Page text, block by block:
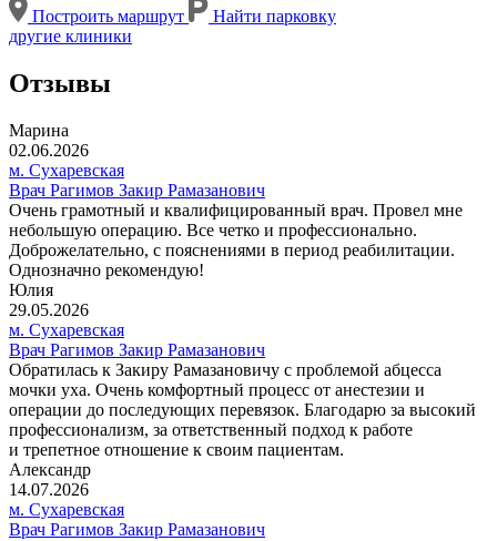
Построить маршрут
Найти парковку
другие клиники
Отзывы
Марина
02.06.2026
м. Сухаревская
Врач Рагимов Закир Рамазанович
Очень грамотный и квалифицированный врач. Провел мне
небольшую операцию. Все четко и профессионально.
Доброжелательно, с пояснениями в период реабилитации.
Однозначно рекомендую!
Юлия
29.05.2026
м. Сухаревская
Врач Рагимов Закир Рамазанович
Обратилась к Закиру Рамазановичу с проблемой абцесса
мочки уха. Очень комфортный процесс от анестезии и
операции до последующих перевязок. Благодарю за высокий
профессионализм, за ответственный подход к работе
и трепетное отношение к своим пациентам.
Александр
14.07.2026
м. Сухаревская
Врач Рагимов Закир Рамазанович